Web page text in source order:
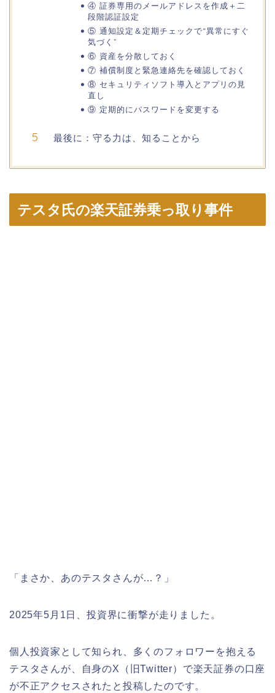
④ 証券専用のメールアドレスを作成＋二
段階認証設定
⑤ 通知設定＆定期チェックで“異常にすぐ
気づく”
⑥ 資産を分散しておく
⑦ 補償制度と緊急連絡先を確認しておく
⑧ セキュリティソフト導入とアプリの見
直し
⑨ 定期的にパスワードを変更する
最後に：守る力は、知ることから
テスタ氏の楽天証券乗っ取り事件
「まさか、あのテスタさんが…？」
2025年5月1日、投資界に衝撃が走りました。
個人投資家として知られ、多くのフォロワーを抱える
テスタさんが、自身のX（旧Twitter）で楽天証券の口座
が不正アクセスされたと投稿したのです。